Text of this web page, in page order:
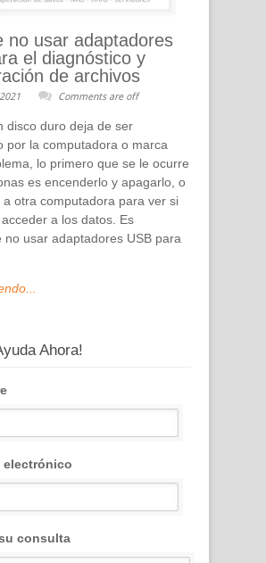
no usar adaptadores
el diagnóstico y
de archivos
Comments are off
disco duro deja de ser
por la computadora o marca
lo primero que se le ocurre
es encenderlo y apagarlo, o
a otra computadora para ver si
a los datos. Es
no usar adaptadores USB para
Ahora!
electrónico
consulta